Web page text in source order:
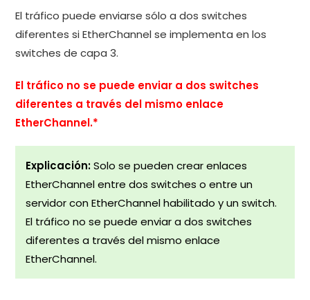
El tráfico puede enviarse sólo a dos switches
diferentes si EtherChannel se implementa en los
switches de capa 3.
El tráfico no se puede enviar a dos switches
diferentes a través del mismo enlace
EtherChannel.*
Explicación:Solo se pueden crear enlaces
EtherChannel entre dos switches o entre un
servidor con EtherChannel habilitado y un switch.
El tráfico no se puede enviar a dos switches
diferentes a través del mismo enlace
EtherChannel.